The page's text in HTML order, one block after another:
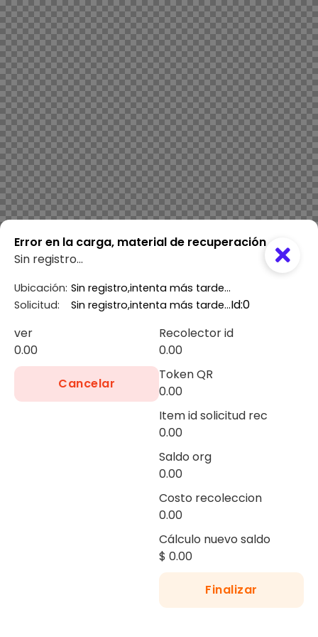
Error en la carga, material de recuperación
Sin registro...
Ubicación: Sin registro,intenta más tarde...
Solicitud:
Sin registro,intenta más tarde...Id:0
ver
0.00
Cancelar
Recolector id
0.00
Token QR
0.00
Item id solicitud rec
0.00
Saldo org
0.00
Costo recoleccion
0.00
Cálculo nuevo saldo
$ 0.00
Finalizar